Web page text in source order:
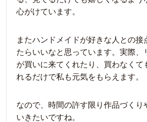
心がけています。
またハンドメイドが好きな人との接
たらいいなと思っています。実際、
が買いに来てくれたり、買わなくて
れるだけで私も元気をもらえます。
なので、時間の許す限り作品づくり
いきたいですね。